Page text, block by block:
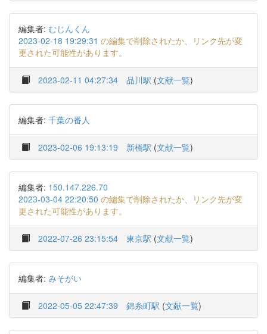
編集者: むじんくん
2023-02-18 19:29:31 の編集で削除されたか、リンク先が変
更された可能性があります。
2023-02-11 04:27:34 品川駅 (文献一覧)
編集者: 千葉の番人
2023-02-06 19:13:19 新橋駅 (文献一覧)
編集者: 150.147.226.70
2023-03-04 22:20:50 の編集で削除されたか、リンク先が変
更された可能性があります。
2022-07-26 23:15:54 東京駅 (文献一覧)
編集者: みそがい
2022-05-05 22:47:39 錦糸町駅 (文献一覧)